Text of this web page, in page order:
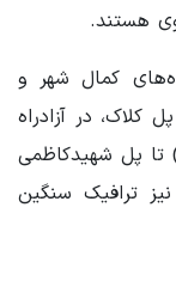
هستند.
کمال شهر و
کلاک، در آزادراه
پل شهیدکاظمی
ترافیک سنگین